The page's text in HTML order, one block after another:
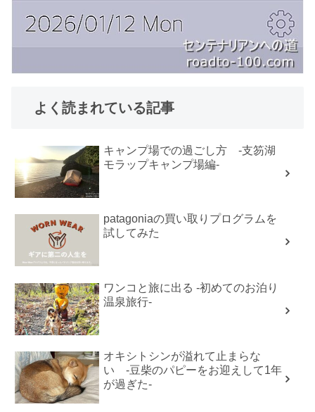
よく読まれている記事
キャンプ場での過ごし方 -支笏湖
モラップキャンプ場編-
patagoniaの買い取りプログラムを
試してみた
ワンコと旅に出る -初めてのお泊り
温泉旅行-
オキシトシンが溢れて止まらな
い -豆柴のパピーをお迎えして1年
が過ぎた-